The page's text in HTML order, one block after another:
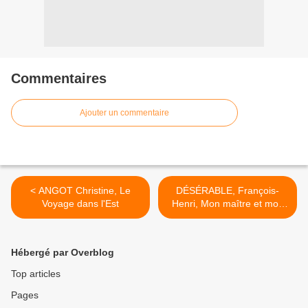
Commentaires
Ajouter un commentaire
< ANGOT Christine, Le
Voyage dans l'Est
DÉSÉRABLE, François-
Henri, Mon maître et mon
vainqueur >
Hébergé par Overblog
Top articles
Pages